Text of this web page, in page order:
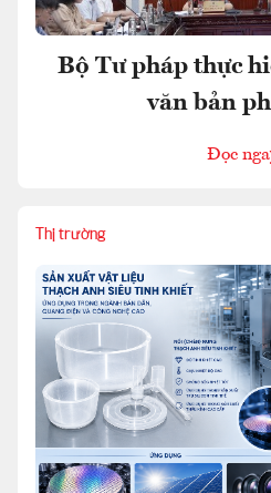
Bộ Tư pháp thực
văn bản
Đọc
Thị trường